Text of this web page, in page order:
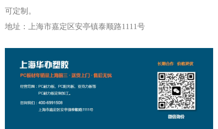
可定制。
地址：上海市嘉定区安亭镇泰顺路1111号